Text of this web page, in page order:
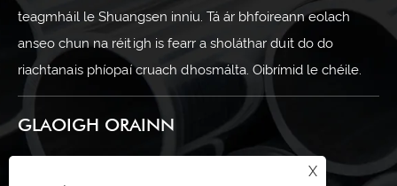
teagmháil le Shuangsen inniu. Tá ár bhfoireann eolach
anseo chun na réitigh is fearr a sholáthar duit do do
riachtanais phíopaí cruach dhosmálta. Oibrímid le chéile.
GLAOIGH ORAINN
X